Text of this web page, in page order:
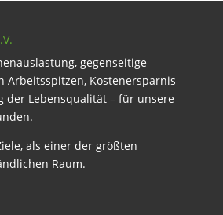
gegenseitige
Arbeitsspitzen, Kostenersparnis
der Lebensqualität – für unsere
als einer der größten
Raum.